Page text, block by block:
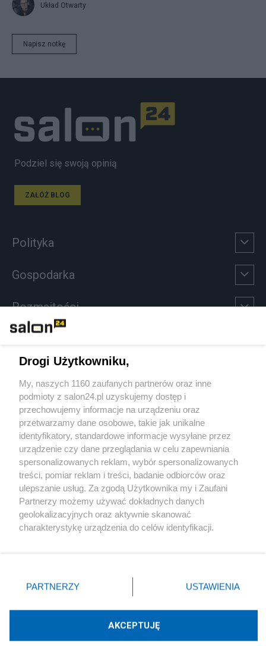
Układ Otwarty
Napisz notkę
Podziel się swoją opinią
ZAŁÓŻ BLOG
Polityka
Gospodarka
Rozmaitości
Sport
Społeczeństwo
Kultura
X Facebook Instagram Youtube
Technologię dostarcza:W3media.pl
Drogi Użytkowniku,
My, naszych 1160 zaufanych partnerów oraz inne
podmioty z salon24.pl uzyskujemy dostęp i
przechowujemy informacje na urządzeniu oraz
przetwarzamy dane osobowe, takie jak unikalne
identyfikatory, standardowe informacje wysyłane przez
urządzenie czy dane przeglądania w celu zapewniania
spersonalizowanych reklam, wybór spersonalizowanych
treści, pomiar reklam i treści, badanie odbiorców oraz
ulepszanie usług. Za zgodą Użytkownika my i Zaufani
Partnerzy możemy używać dokładnych danych
geolokalizacyjnych oraz aktywnie skanować
charakterystykę urządzenia do celów identyfikacji.
zmienić/wycofać klikając przycisk ustawień prywatności
znajdujący się w lewym dolnym rogu strony
rodzaje przetwarzania danych nie wymagają zgody
użytkownika, ale masz prawo sprzeciwić się takiemu
przetwarzaniu. Preferencje będą miały zastosowania tylko
PARTNERZY USTAWIENIA
AKCEPTUJĘ